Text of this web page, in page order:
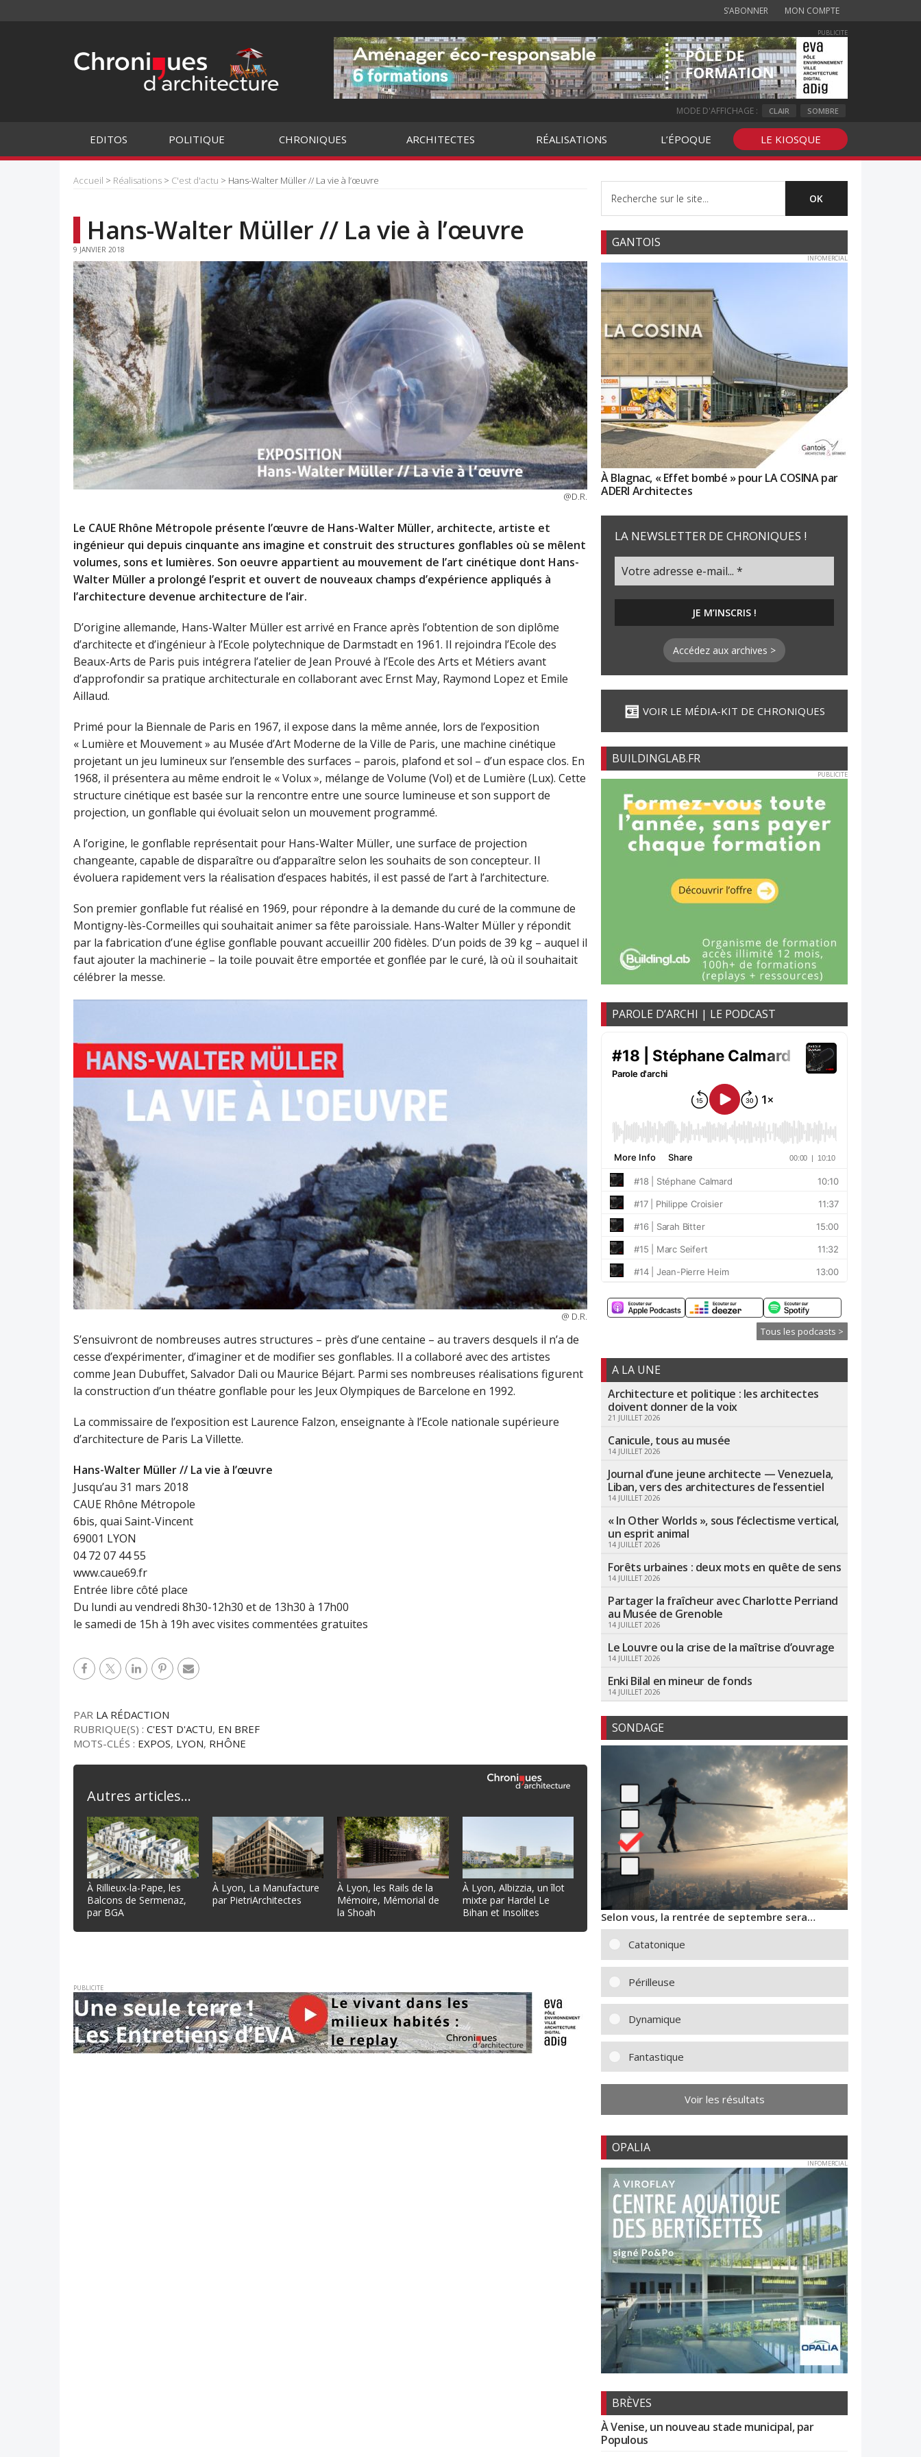
S’ABONNER MON COMPTE
PUBLICITE
MODE D'AFFICHAGE : CLAIR SOMBRE
EDITOS POLITIQUE CHRONIQUES ARCHITECTES RÉALISATIONS L’ÉPOQUE LE KIOSQUE
Accueil > Réalisations > C'est d'actu > Hans-Walter Müller // La vie à l’œuvre
Hans-Walter Müller // La vie à l’œuvre
9 JANVIER 2018
@D.R.
Le CAUE Rhône Métropole présente l’œuvre de Hans-Walter Müller, architecte, artiste et
ingénieur qui depuis cinquante ans imagine et construit des structures gonflables où se mêlent
volumes, sons et lumières. Son oeuvre appartient au mouvement de l’art cinétique dont Hans-
Walter Müller a prolongé l’esprit et ouvert de nouveaux champs d’expérience appliqués à
l’architecture devenue architecture de l’air.
D’origine allemande, Hans-Walter Müller est arrivé en France après l’obtention de son diplôme
d’architecte et d’ingénieur à l’Ecole polytechnique de Darmstadt en 1961. Il rejoindra l’Ecole des
Beaux-Arts de Paris puis intégrera l’atelier de Jean Prouvé à l’Ecole des Arts et Métiers avant
d’approfondir sa pratique architecturale en collaborant avec Ernst May, Raymond Lopez et Emile
Aillaud.
Primé pour la Biennale de Paris en 1967, il expose dans la même année, lors de l’exposition
« Lumière et Mouvement » au Musée d’Art Moderne de la Ville de Paris, une machine cinétique
projetant un jeu lumineux sur l’ensemble des surfaces – parois, plafond et sol – d’un espace clos. En
1968, il présentera au même endroit le « Volux », mélange de Volume (Vol) et de Lumière (Lux). Cette
structure cinétique est basée sur la rencontre entre une source lumineuse et son support de
projection, un gonflable qui évoluait selon un mouvement programmé.
A l’origine, le gonflable représentait pour Hans-Walter Müller, une surface de projection
changeante, capable de disparaître ou d’apparaître selon les souhaits de son concepteur. Il
évoluera rapidement vers la réalisation d’espaces habités, il est passé de l’art à l’architecture.
Son premier gonflable fut réalisé en 1969, pour répondre à la demande du curé de la commune de
Montigny-lès-Cormeilles qui souhaitait animer sa fête paroissiale. Hans-Walter Müller y répondit
par la fabrication d’une église gonflable pouvant accueillir 200 fidèles. D’un poids de 39 kg – auquel il
faut ajouter la machinerie – la toile pouvait être emportée et gonflée par le curé, là où il souhaitait
célébrer la messe.
@ D.R.
S’ensuivront de nombreuses autres structures – près d’une centaine – au travers desquels il n’a de
cesse d’expérimenter, d’imaginer et de modifier ses gonflables. Il a collaboré avec des artistes
comme Jean Dubuffet, Salvador Dali ou Maurice Béjart. Parmi ses nombreuses réalisations figurent
la construction d’un théatre gonflable pour les Jeux Olympiques de Barcelone en 1992.
La commissaire de l’exposition est Laurence Falzon, enseignante à l’Ecole nationale supérieure
d’architecture de Paris La Villette.
Hans-Walter Müller // La vie à l’œuvre
Jusqu’au 31 mars 2018
CAUE Rhône Métropole
6bis, quai Saint-Vincent
69001 LYON
04 72 07 44 55
www.caue69.fr
Entrée libre côté place
Du lundi au vendredi 8h30-12h30 et de 13h30 à 17h00
le samedi de 15h à 19h avec visites commentées gratuites
PAR LA RÉDACTION
RUBRIQUE(S) : C'EST D'ACTU, EN BREF
MOTS-CLÉS : EXPOS, LYON, RHÔNE
Autres articles...
À Rillieux-la-Pape, les
Balcons de Sermenaz,
par BGA
À Lyon, La Manufacture
par PietriArchitectes
À Lyon, les Rails de la
Mémoire, Mémorial de
la Shoah
À Lyon, Albizzia, un îlot
mixte par Hardel Le
Bihan et Insolites
PUBLICITE
GANTOIS
INFOMERCIAL
À Blagnac, « Effet bombé » pour LA COSINA par
ADERI Architectes
LA NEWSLETTER DE CHRONIQUES !
Accédez aux archives >
VOIR LE MÉDIA-KIT DE CHRONIQUES
BUILDINGLAB.FR
PUBLICITE
PAROLE D’ARCHI | LE PODCAST
Tous les podcasts >
A LA UNE
Architecture et politique : les architectes
doivent donner de la voix
21 JUILLET 2026
Canicule, tous au musée
14 JUILLET 2026
Journal d’une jeune architecte — Venezuela,
Liban, vers des architectures de l’essentiel
14 JUILLET 2026
« In Other Worlds », sous l’éclectisme vertical,
un esprit animal
14 JUILLET 2026
Forêts urbaines : deux mots en quête de sens
14 JUILLET 2026
Partager la fraîcheur avec Charlotte Perriand
au Musée de Grenoble
14 JUILLET 2026
Le Louvre ou la crise de la maîtrise d’ouvrage
14 JUILLET 2026
Enki Bilal en mineur de fonds
14 JUILLET 2026
SONDAGE
Selon vous, la rentrée de septembre sera…
Catatonique
Périlleuse
Dynamique
Fantastique
Voir les résultats
OPALIA
INFOMERCIAL
BRÈVES
À Venise, un nouveau stade municipal, par
Populous